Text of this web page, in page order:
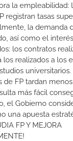
la empleabilidad:
registran tasas
la demanda
así como el
los contratos
los realizados a los
de FP tardan
más fácil
el Gobierno
una apuesta
FP Y MEJORA